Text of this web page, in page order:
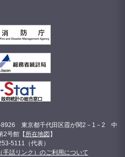
東京都千代田区霞が関2－1－2 中
2号館【 所在地図 】
5111（代表）
話リンク）のご利用について